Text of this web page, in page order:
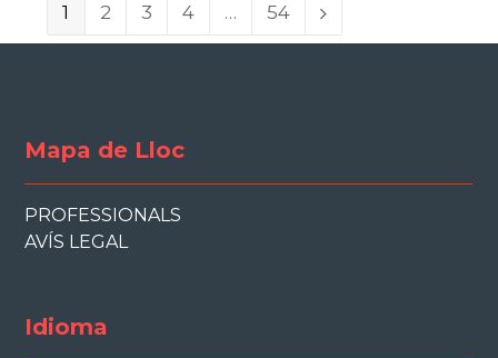
Page
1 Page
2 Page
3 Page
4 … Page
54
Mapa de Lloc
PROFESSIONALS
AVÍS LEGAL
Idioma